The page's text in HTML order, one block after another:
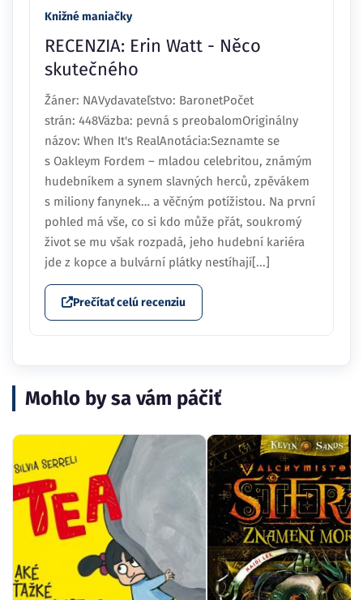
Knižné maniačky
RECENZIA: Erin Watt - Něco
skutečného
Žáner: NAVydavateľstvo: BaronetPočet
strán: 448Väzba: pevná s preobalomOriginálny
názov: When It's RealAnotácia:Seznamte se
s Oakleym Fordem – mladou celebritou, známým
hudebníkem a synem slavných herců, zpěvákem
s miliony fanynek… a věčným potížistou. Na první
pohled má vše, co si kdo může přát, soukromý
život se mu však rozpadá, jeho hudební kariéra
jde z kopce a bulvární plátky nestíhají[...]
Prečítať celú recenziu
Mohlo by sa vám páčiť